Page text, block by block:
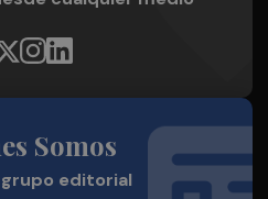
Somos
editorial